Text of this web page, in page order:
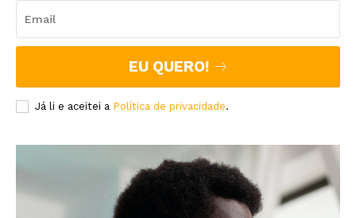
EU QUERO!
Já li e aceitei a Política de privacidade.